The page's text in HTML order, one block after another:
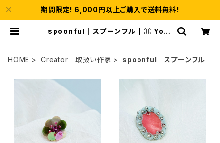
期間限定! 6,000円以上ご購入で送料無料!
spoonful｜スプーンフル | ⌘ Yots
HOME Creator｜取扱い作家 spoonful｜スプーンフル